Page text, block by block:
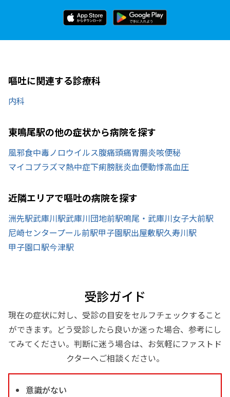
嘔吐に関連する診療科
内科
東鳴尾駅の他の症状から病院を探す
風邪食中毒ノロウイルス腹痛頭痛胃腸炎咳便秘
マイコプラズマ熱中症下痢膀胱炎血便動悸高血圧
近隣エリアで嘔吐の病院を探す
洲先駅武庫川駅武庫川団地前駅鳴尾・武庫川女子大前駅
尼崎センタープール前駅甲子園駅出屋敷駅久寿川駅
甲子園口駅今津駅
受診ガイド
現在の症状に対し、受診の目安をセルフチェックすること
ができます。どう受診したら良いか迷った場合、参考にし
てみてください。判断に迷う場合は、お気軽にファストド
クターへご相談ください。
意識がない